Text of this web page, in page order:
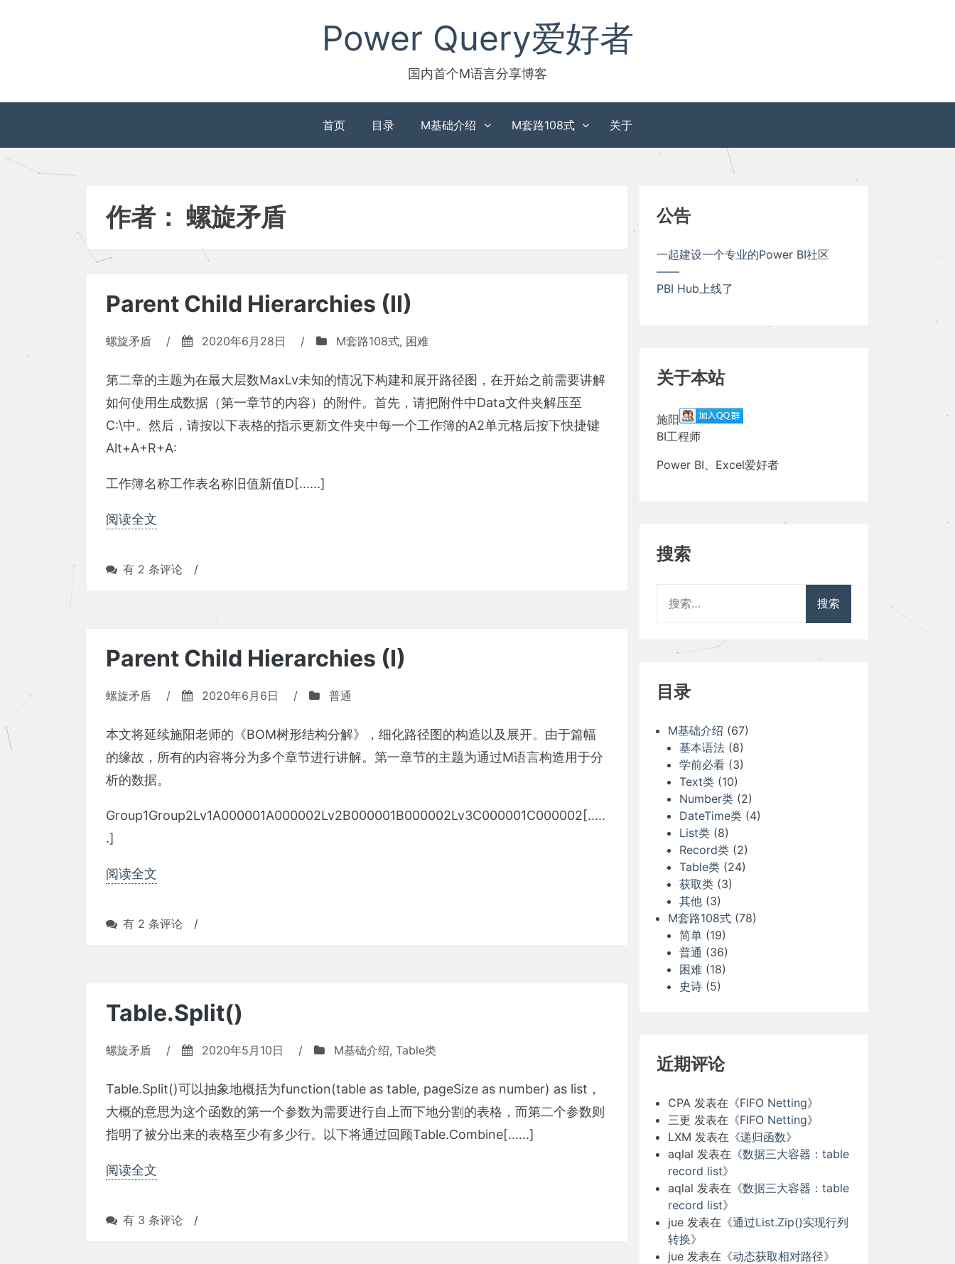
Power Query爱好者
国内首个M语言分享博客
首页 目录 M基础介绍 M套路108式 关于
作者： 螺旋矛盾
Parent Child Hierarchies (II)
螺旋矛盾 / 2020年6月28日 / M套路108式, 困难
第二章的主题为在最大层数MaxLv未知的情况下构建和展开路径图，在开始之前需要讲解
如何使用生成数据（第一章节的内容）的附件。首先，请把附件中Data文件夹解压至
C:\中。然后，请按以下表格的指示更新文件夹中每一个工作簿的A2单元格后按下快捷键
Alt+A+R+A:
工作簿名称工作表名称旧值新值D[......]
阅读全文
Parent
有 2 条评论 /
Parent Child Hierarchies (I)
螺旋矛盾 / 2020年6月6日 / 普通
本文将延续施阳老师的《BOM树形结构分解》，细化路径图的构造以及展开。由于篇幅
的缘故，所有的内容将分为多个章节进行讲解。第一章节的主题为通过M语言构造用于分
析的数据。
Group1Group2Lv1A000001A000002Lv2B000001B000002Lv3C000001C000002[.....
.]
阅读全文
Parent
有 2 条评论 /
Table.Split()
螺旋矛盾 / 2020年5月10日 / M基础介绍, Table类
Table.Split()可以抽象地概括为function(table as table, pageSize as number) as list，
大概的意思为这个函数的第一个参数为需要进行自上而下地分割的表格，而第二个参数则
指明了被分出来的表格至少有多少行。以下将通过回顾Table.Combine[......]
阅读全文
Table.Split()
有 3 条评论 /
公告
一起建设一个专业的Power BI社区
——
PBI Hub上线了
关于本站
施阳
BI工程师
Power BI、Excel爱好者
搜索
索：
目录
M基础介绍 (67)
基本语法 (8)
学前必看 (3)
Text类 (10)
Number类 (2)
DateTime类 (4)
List类 (8)
Record类 (2)
Table类 (24)
获取类 (3)
其他 (3)
M套路108式 (78)
简单 (19)
普通 (36)
困难 (18)
史诗 (5)
近期评论
CPA 发表在《FIFO Netting》
三更 发表在《FIFO Netting》
LXM 发表在《递归函数》
aqlal 发表在《数据三大容器：table
record list》
aqlal 发表在《数据三大容器：table
record list》
jue 发表在《通过List.Zip()实现行列
转换》
jue 发表在《动态获取相对路径》